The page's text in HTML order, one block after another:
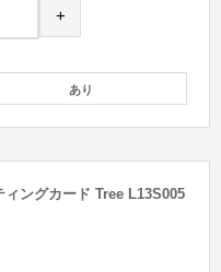
+
あり
ィングカード Tree L13S005